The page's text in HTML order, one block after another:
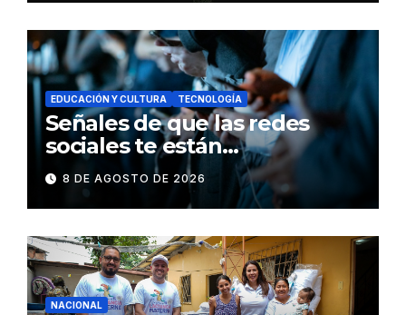
EDUCACIÓN Y CULTURA TECNOLOGÍA
Señales de que las redes
sociales te están
consumiendo
8 DE AGOSTO DE 2026
NACIONAL